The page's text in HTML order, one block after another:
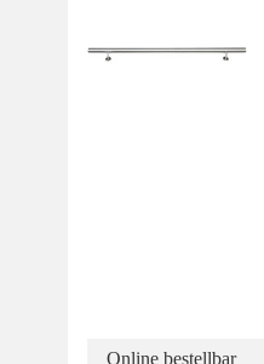
Online bestellbar